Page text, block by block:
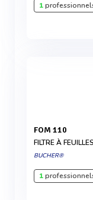
1
FOM 110
FILTRE À
BUCHER®
1